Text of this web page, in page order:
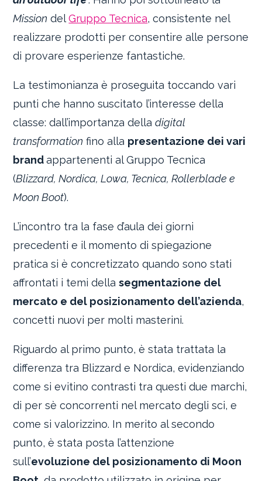
Mission delGruppo Tecnica, consistente nel
realizzare prodotti per consentire alle persone
di provare esperienze fantastiche.
La testimonianza è proseguita toccando vari
punti che hanno suscitato l’interesse della
classe: dall’importanza delladigital
transformation fino alla presentazione dei vari
brandappartenenti al Gruppo Tecnica
(Blizzard, Nordica, Lowa, Tecnica, Rollerblade e
Moon Boot).
L’incontro tra la fase d’aula dei giorni
precedenti e il momento di spiegazione
pratica si è concretizzato quando sono stati
affrontati i temi dellasegmentazione del
mercato e del posizionamento dell’azienda,
concetti nuovi per molti masterini.
Riguardo al primo punto, è stata trattata la
differenza tra Blizzard e Nordica, evidenziando
come si evitino contrasti tra questi due marchi,
di per sè concorrenti nel mercato degli sci, e
come si valorizzino. In merito al secondo
punto, è stata posta l’attenzione
sull’evoluzione del posizionamento di Moon